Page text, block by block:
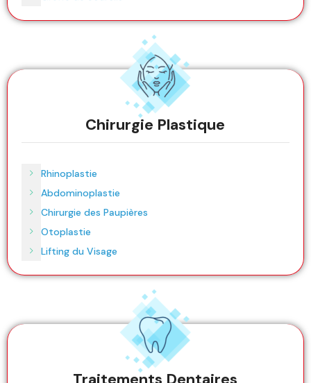
Chirurgie Plastique
Rhinoplastie
Abdominoplastie
Chirurgie des Paupières
Otoplastie
Lifting du Visage